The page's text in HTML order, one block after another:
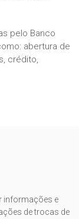
pelo Banco
abertura de
crédito,
informações e
de trocas de